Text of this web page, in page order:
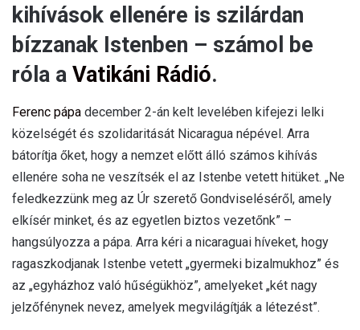
kihívások ellenére is szilárdan
bízzanak Istenben – számol be
róla a Vatikáni Rádió.
Ferenc pápa december 2-án kelt levelében kifejezi lelki
közelségét és szolidaritását Nicaragua népével. Arra
bátorítja őket, hogy a nemzet előtt álló számos kihívás
ellenére soha ne veszítsék el az Istenbe vetett hitüket. „Ne
feledkezzünk meg az Úr szerető Gondviseléséről, amely
elkísér minket, és az egyetlen biztos vezetőnk” –
hangsúlyozza a pápa. Arra kéri a nicaraguai híveket, hogy
ragaszkodjanak Istenbe vetett „gyermeki bizalmukhoz” és
az „egyházhoz való hűségükhöz”, amelyeket „két nagy
jelzőfénynek nevez, amelyek megvilágítják a létezést”.